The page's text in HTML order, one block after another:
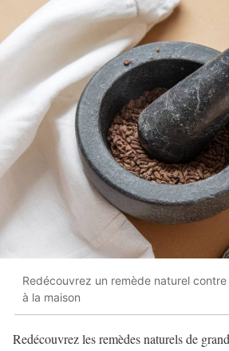
Redécouvrez un remède naturel
à la maison
Redécouvrez les remèdes naturels de